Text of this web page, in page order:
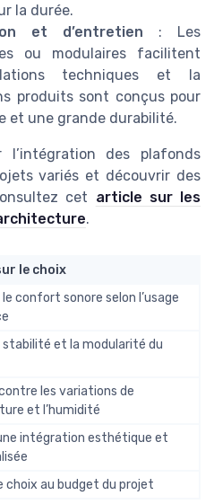
la durée.
et d’entretien : Les
ou modulaires facilitent
techniques et la
produits sont conçus pour
et une grande durabilité.
des plafonds
variés et découvrir des
cet article sur les
.
le choix
confort sonore selon l’usage
stabilité et la modularité du
les variations de
et l’humidité
intégration esthétique et
choix au budget du projet